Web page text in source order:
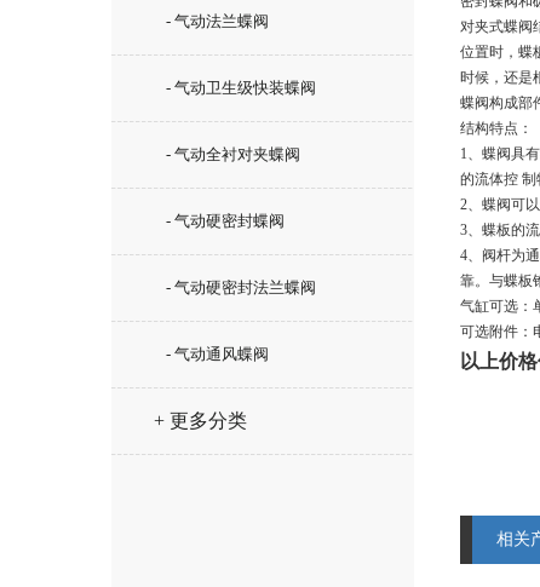
- 气动法兰蝶阀
- 气动卫生级快装蝶阀
- 气动全衬对夹蝶阀
- 气动硬密封蝶阀
- 气动硬密封法兰蝶阀
- 气动通风蝶阀
+ 更多分类
对夹式蝶阀
位置时，蝶
时候，还是
蝶阀构成部
结构特点：
1、蝶阀具
的流体控 制
2、蝶阀可
3、蝶板的
4、阀杆为
靠。与蝶板
气缸可选：
可选附件：
以上价
相关